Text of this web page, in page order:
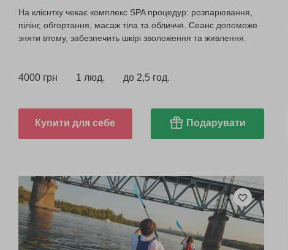
На клієнтку чекає комплекс SPA процедур: розпарювання,
пілінг, обгортання, масаж тіла та обличчя. Сеанс допоможе
зняти втому, забезпечить шкірі зволоження та живлення.
4000 грн 1 люд. до 2,5 год.
Купити для себе Подарувати